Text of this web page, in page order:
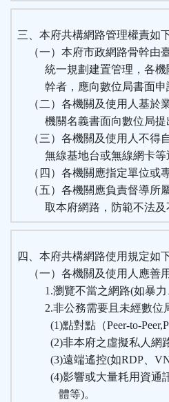
三、本府共構網路管理權責如
（一）本府市政網路骨幹由
統一規劃建置管理，各機
幹者，應向數位局書面申
（二）各機關及使用人基於
機關名義書面向數位局提出
（三）各機關及使用人不得
無線基地台或無線網卡等
（四）各機關應指定單位或
（五）各機關應負責督導所
取本府網路，防範不法及
四、本府共構網路使用規定如
（一）各機關及使用人應善
1.瀏覽不當之網路(如暴力
2.非公務需要且未經數位局
(1)點對點（Peer-to-
(2)非本府之虛擬私人網路
(3)遠端遙控(如RDP、VNC
(4)影響或大量耗用資通訊
體等)。